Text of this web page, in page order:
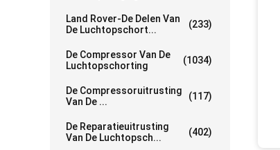
Land Rover-De Delen Van
De Luchtopschort...
(233)
De Compressor Van De
Luchtopschorting
(1034)
De Compressoruitrusting
Van De ...
(117)
De Reparatieuitrusting
Van De Luchtopsch...
(402)